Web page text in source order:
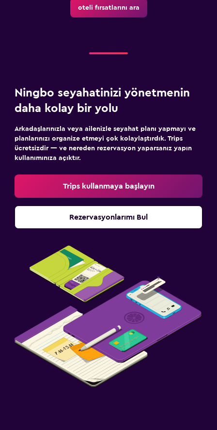
oteli fırsatlarını ara
Ningbo seyahatinizi yönetmenin
daha kolay bir yolu
Arkadaşlarınızla veya ailenizle seyahat planı yapmayı ve
planlarınızı organize etmeyi çok kolaylaştırdık. Trips
ücretsizdir — ve nereden rezervasyon yaparsanız yapın
kullanımınıza açıktır.
Trips kullanmaya başlayın
Rezervasyonlarımı Bul